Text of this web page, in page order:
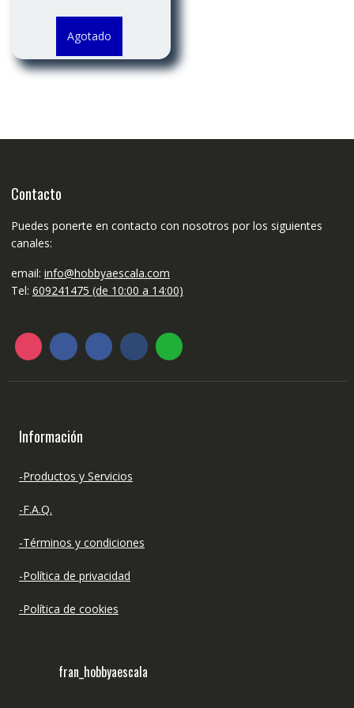
Agotado
Contacto
Puedes ponerte en contacto con nosotros por los siguientes
canales:
email: info@hobbyaescala.com
Tel: 609241475 (de 10:00 a 14:00)
Información
-Productos y Servicios
-F.A.Q.
-Términos y condiciones
-Política de privacidad
-Política de cookies
fran_hobbyaescala